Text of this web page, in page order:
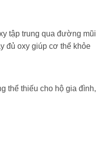
tập trung qua đường mũi
đủ oxy giúp cơ thể khỏe
thể thiếu cho hộ gia đình,